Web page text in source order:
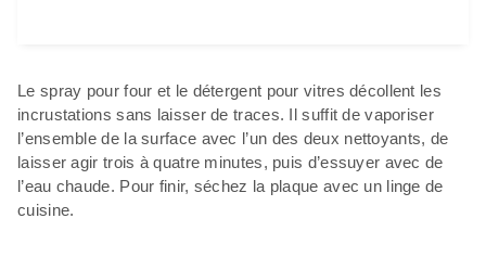
Le spray pour four et le détergent pour vitres décollent les
incrustations sans laisser de traces. Il suffit de vaporiser
l’ensemble de la surface avec l’un des deux nettoyants, de
laisser agir trois à quatre minutes, puis d’essuyer avec de
l’eau chaude. Pour finir, séchez la plaque avec un linge de
cuisine.